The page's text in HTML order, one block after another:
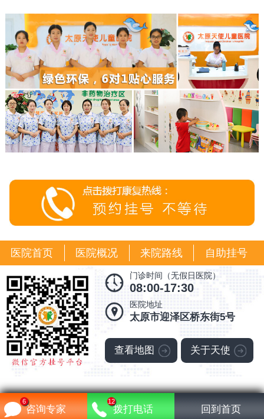
医院首页 医院概况 来院路线 自助挂号
门诊时间（无假日医院）
08:00-17:30
医院地址
太原市迎泽区桥东街5号
查看地图 关于天使
晋ICP备18007667号-16
咨询专家
6
拨打电话
12
回到首页